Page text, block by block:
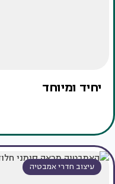
יחיד ומיוחד
עיצוב חדרי אמבטיה